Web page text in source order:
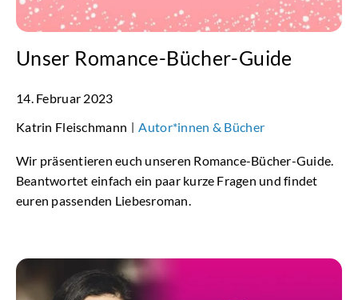
Unser Romance-Bücher-Guide
14. Februar 2023
Katrin Fleischmann | Autor*innen & Bücher
Wir präsentieren euch unseren Romance-Bücher-Guide.
Beantwortet einfach ein paar kurze Fragen und findet
euren passenden Liebesroman.